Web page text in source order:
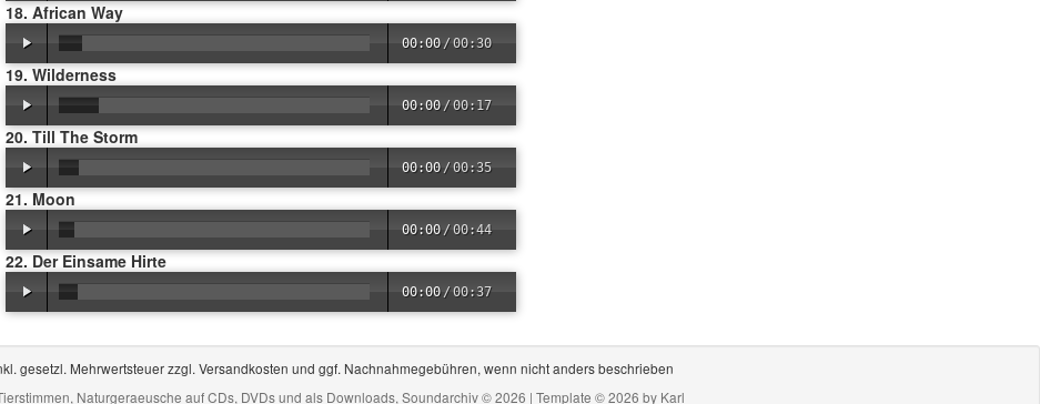
18. African Way
00:00 /00:30
19. Wilderness
00:00 /00:17
20. Till The Storm
00:00 /00:35
21. Moon
00:00 /00:44
22. Der Einsame Hirte
00:00 /00:37
gesetzl. Mehrwertsteuer zzgl. Versandkosten und ggf. Nachnahmegebühren, wenn nicht anders beschrieben
Naturgeraeusche auf CDs, DVDs und als Downloads, Soundarchiv © 2026 | Template © 2026 by Karl